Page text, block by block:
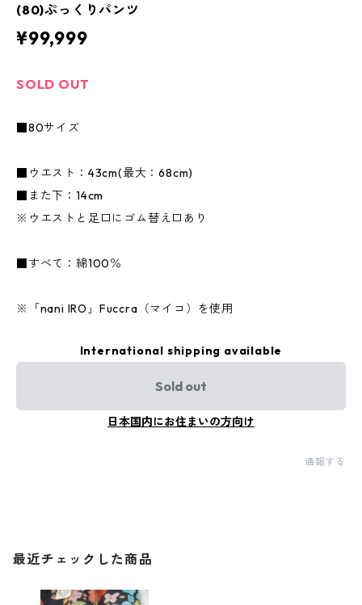
(80)ぷっくりパンツ
¥99,999
SOLD OUT
■80サイズ
■ウエスト：43cm(最大：68cm)
■また下：14cm
※ウエストと足口にゴム替え口あり
■すべて：綿100％
※「nani IRO」Fuccra（マイコ）を使用
International shipping available
Sold out
日本国内にお住まいの方向け
通報する
最近チェックした商品